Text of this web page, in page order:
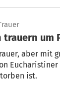
findet am 27.
trauern um
aber mit
ist.